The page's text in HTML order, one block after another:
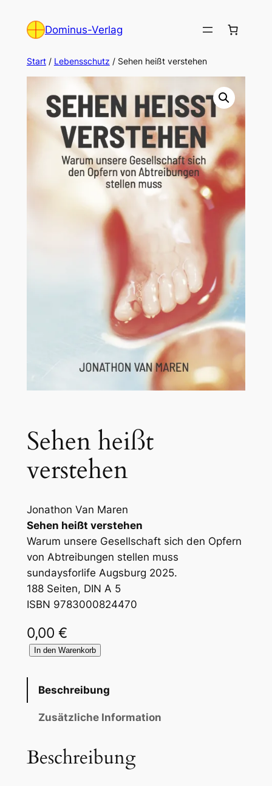
Inhalt
Dominus-Verlag
Start/ Lebensschutz / Sehen heißt verstehen
Sehen heißt
verstehen
Jonathon Van Maren
Sehen heißt verstehen
Warum unsere Gesellschaft sich den Opfern
von Abtreibungen stellen muss
sundaysforlife Augsburg 2025.
188 Seiten, DIN A 5
ISBN 9783000824470
0,00 €
i
In den Warenkorb
Beschreibung
Zusätzliche Information
Beschreibung